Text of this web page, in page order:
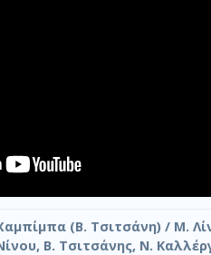
(Β. Τσιτσάνη) / Μ.
Β. Τσιτσάνης, Ν.